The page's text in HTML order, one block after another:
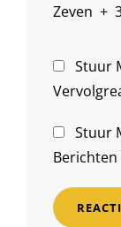
Zeven +
Stuur
Stuur
Berichten